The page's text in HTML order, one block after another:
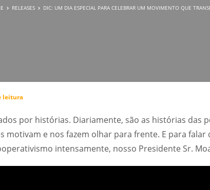
RELEASES DIC: UM DIA ESPECIAL PARA CELEBRAR UM MOVIMENTO QUE
leitura
por histórias. Diariamente, são as histórias das
motivam e nos fazem olhar para frente. E para
intensamente, nosso Presidente Sr.